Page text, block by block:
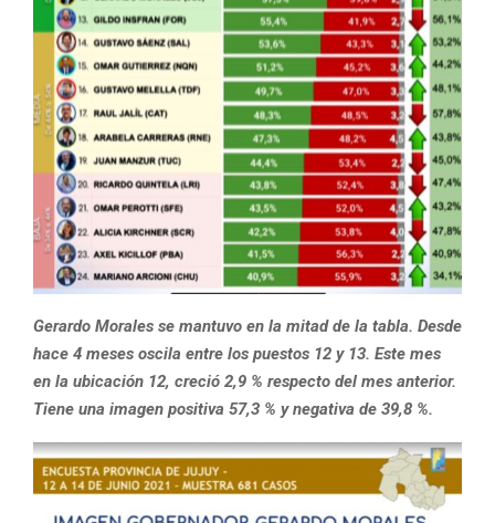
Gerardo Morales se mantuvo en la mitad de la tabla. Desde
hace 4 meses oscila entre los puestos 12 y 13. Este mes
en la ubicación 12, creció 2,9 % respecto del mes anterior.
Tiene una imagen positiva 57,3 % y negativa de 39,8 %.